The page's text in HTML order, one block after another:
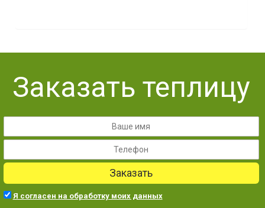
Заказать теплицу
Заказать
Я согласен на обработку моих данных